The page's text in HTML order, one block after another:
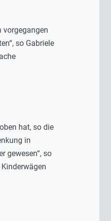
vorgegangen
so Gabriele
hat, so die
in
gewesen“, so